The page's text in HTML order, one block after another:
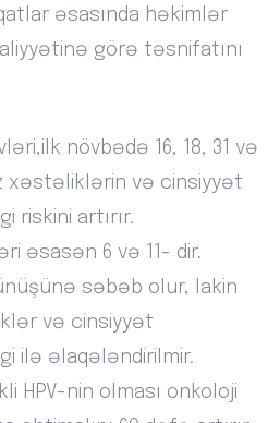
əsasında həkimlər
görə təsnifatını
növbədə 16, 18, 31 və
xəstəliklərin və cinsiyyət
riskini artırır.
əsasən 6 və 11- dir.
səbəb olur, lakin
və cinsiyyət
ilə əlaqələndirilmir.
HPV-nin olması onkoloji